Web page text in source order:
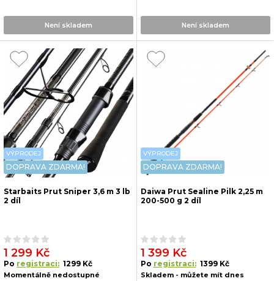
Není skladem Není skladem
VÝPRODEJ
DOPRAVA ZDARMA!
Starbaits Prut Sniper 3,6 m 3 lb
2 díl
1 299 Kč
Po registraci: 1299 Kč
Momentálně nedostupné
VÝPRODEJ
DOPRAVA ZDARMA!
Daiwa Prut Sealine Pilk 2,25 m
200-500 g 2 díl
1 399 Kč
Po registraci: 1399 Kč
Skladem - můžete mít dnes